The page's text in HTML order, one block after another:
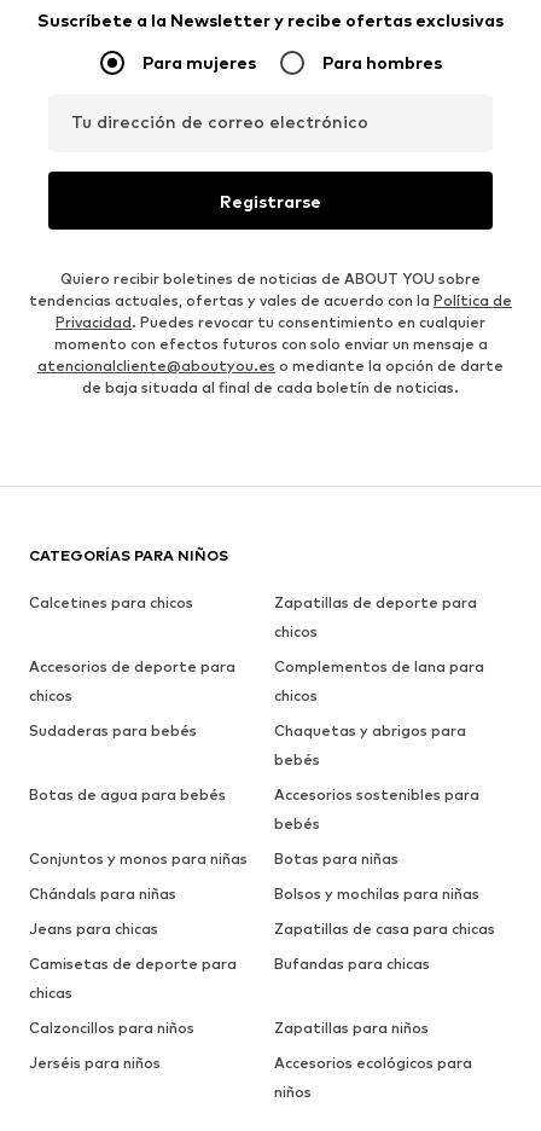
Suscríbete a la Newsletter y recibe ofertas exclusivas
Para mujeres Para hombres
Tu dirección de correo electrónico
Registrarse
Quiero recibir boletines de noticias de ABOUT YOU sobre
tendencias actuales, ofertas y vales de acuerdo con la Política de
Privacidad. Puedes revocar tu consentimiento en cualquier
momento con efectos futuros con solo enviar un mensaje a
atencionalcliente@aboutyou.es o mediante la opción de darte
de baja situada al final de cada boletín de noticias.
CATEGORÍAS PARA NIÑOS
Calcetines para chicos
Zapatillas de deporte para
chicos
Accesorios de deporte para
chicos
Complementos de lana para
chicos
Sudaderas para bebés
Chaquetas y abrigos para
bebés
Botas de agua para bebés
Accesorios sostenibles para
bebés
Conjuntos y monos para niñas
Botas para niñas
Chándals para niñas
Bolsos y mochilas para niñas
Jeans para chicas
Zapatillas de casa para chicas
Camisetas de deporte para
chicas
Bufandas para chicas
Calzoncillos para niños
Zapatillas para niños
Jerséis para niños
Accesorios ecológicos para
niños